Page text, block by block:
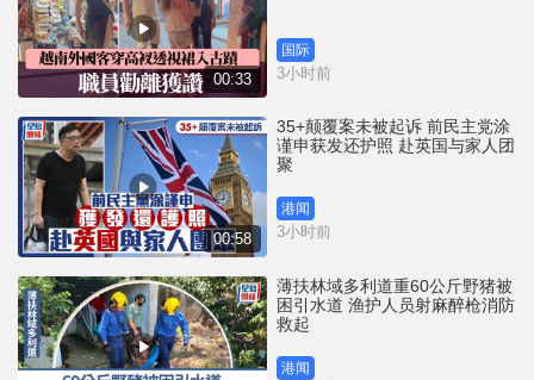
00:33
国际
3小时前
00:58
35+颠覆案未被起诉 前民主党涂
谨申获发还护照 赴英国与家人团
聚
港闻
3小时前
薄扶林域多利道重60公斤野猪被
困引水道 渔护人员射麻醉枪消防
救起
港闻